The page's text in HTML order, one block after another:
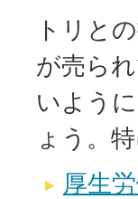
トリと
が売ら
いよう
ょう。
厚生